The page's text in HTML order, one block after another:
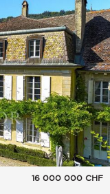
16 000 000 CHF